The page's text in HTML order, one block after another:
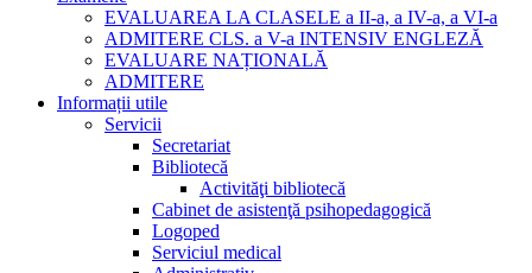
EVALUAREA LA CLASELE a II-a, a IV-a, a VI-a
ADMITERE CLS. a V-a INTENSIV ENGLEZĂ
EVALUARE NAȚIONALĂ
ADMITERE
Informații utile
Servicii
Secretariat
Bibliotecă
Activităţi bibliotecă
Cabinet de asistenţă psihopedagogică
Logoped
Serviciul medical